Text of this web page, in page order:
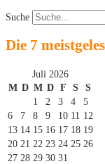
Suche
Die 7
Juli 2026
M D M D F S
S
1
2 3 4
5
6
7 8 9 10 11 12
13 14 15 16 17 18 19
20 21 22 23 24 25 26
27 28 29 30 31